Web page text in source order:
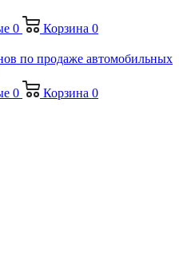
0 Корзина 0
0 Корзина 0